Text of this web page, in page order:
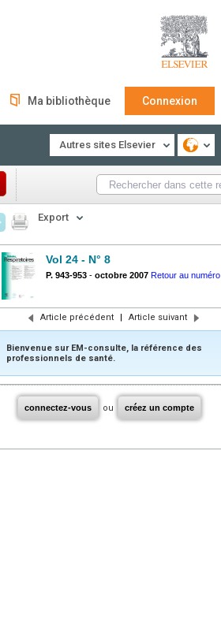
Ma bibliothèque Connexion
Autres sites Elsevier
Export
Vol 24 - N° 8
P. 943-953 - octobre 2007 Retour au numéro
Article précédent | Article suivant
Bienvenue sur EM-consulte, la référence des
professionnels de santé.
connectez-vous ou créez un compte